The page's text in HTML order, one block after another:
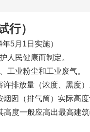
行）
5月1日实施）
人民健康而制定。
工业粉尘和工业废气。
排放量（浓度、黑度
囱（排气筒）实际高度
度一般应高出最高建筑